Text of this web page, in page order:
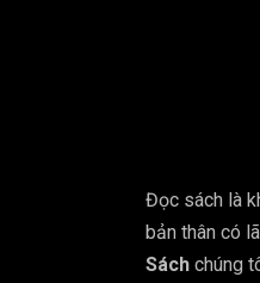
Đọc sách là
bản thân có
Sách chúng